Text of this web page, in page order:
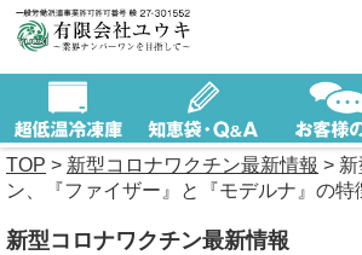
TOP > 新型コロナワクチン最新情報 >
ン、『ファイザー』と『モデルナ』の特
新型コロナワクチン最新情報